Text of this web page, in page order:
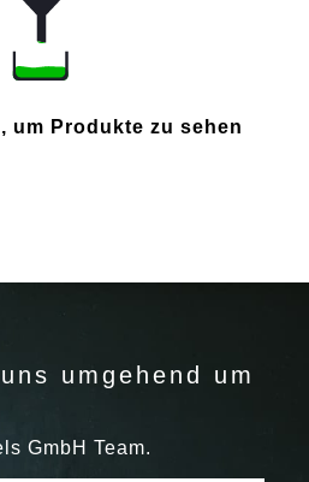
um Produkte zu sehen
umgehend um
GmbH Team.